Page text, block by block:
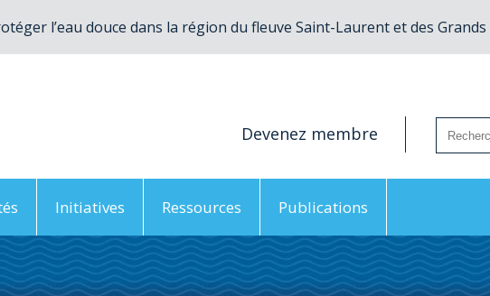
l’eau douce dans la région du fleuve Saint-Laurent et des Grands
Devenez membre
Initiatives Ressources Publications